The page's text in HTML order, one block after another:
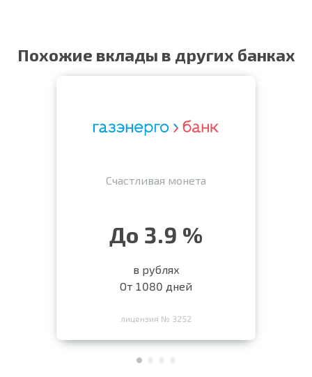
Похожие вклады в других банках
Счастливая монета
До 3.9 %
в рублях
От 1080 дней
лицензия № 3252